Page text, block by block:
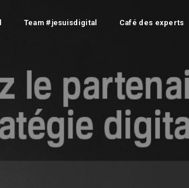
Team #jesuisdigital Café des experts